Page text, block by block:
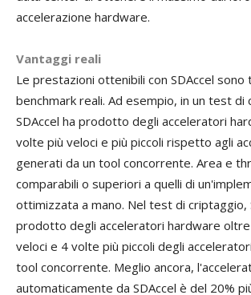
accelerazione hardware.
Vantaggi reali
Le prestazioni ottenibili con SDAccel
benchmark reali. Ad esempio, in un test di
SDAccel ha prodotto degli acceleratori
volte più veloci e più piccoli rispetto agli
generati da un tool concorrente. Area e
comparabili o superiori a quelli di
ottimizzata a mano. Nel test di criptaggio,
prodotto degli acceleratori hardware
veloci e 4 volte più piccoli degli
tool concorrente. Meglio ancora,
automaticamente da SDAccel è del 20%